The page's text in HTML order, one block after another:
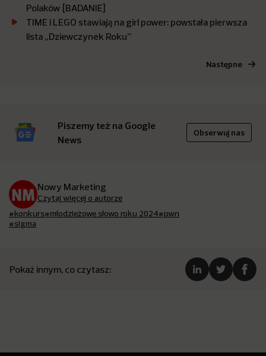
Polaków [BADANIE]
TIME i LEGO stawiają na girl power: powstała pierwsza
lista „Dziewczynek Roku”
Następne
Piszemy też na Google
News
Obserwuj nas
Nowy Marketing
Czytaj więcej o autorze
#konkurs#młodzieżowe słowo roku 2024#pwn
#sigma
Pokaż innym, co czytasz: